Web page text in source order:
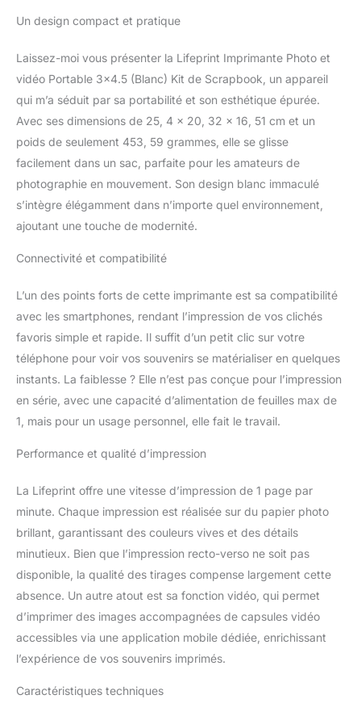
IMPRIMANTE PHOTO
MONDE: Connectez-
vous avec vos amis et
votre famille grâce à
l’application Lifeprint et
partagez-leur
instantanément de vraies
photos, où que vous
Aucune autre imprimante
photo au monde ne peut
le faire. Compatible avec
Android. GRANDES
FORMAT: La plus grande
impression photo 3x4.5
est deux fois plus grande
que celle des autres
imprimantes photo 2x3
pouces. La taille plus
grande fait vraiment une
3x4,5 de Lifeprint sont
aussi des autocollants!
MacBook. CONNEXION
WIFI ET BLUETOOTH:
Connectez Lifeprint à
votre réseau Wi-Fi
domestique et imprimez
depuis n'importe où
dans le monde. Imprimez
facilement de vraies
photos de votre
Imprimez des
Un design compact et pratique
Laissez-moi vous présenter la Lifeprint Imprimante Photo et
vidéo Portable 3×4.5 (Blanc) Kit de Scrapbook, un appareil
qui m’a séduit par sa portabilité et son esthétique épurée.
Avec ses dimensions de 25, 4 x 20, 32 x 16, 51 cm et un
poids de seulement 453, 59 grammes, elle se glisse
facilement dans un sac, parfaite pour les amateurs de
photographie en mouvement. Son design blanc immaculé
s’intègre élégamment dans n’importe quel environnement,
ajoutant une touche de modernité.
Connectivité et compatibilité
L’un des points forts de cette imprimante est sa compatibilité
avec les smartphones, rendant l’impression de vos clichés
favoris simple et rapide. Il suffit d’un petit clic sur votre
téléphone pour voir vos souvenirs se matérialiser en quelques
instants. La faiblesse ? Elle n’est pas conçue pour l’impression
en série, avec une capacité d’alimentation de feuilles max de
1, mais pour un usage personnel, elle fait le travail.
Performance et qualité d’impression
La Lifeprint offre une vitesse d’impression de 1 page par
minute. Chaque impression est réalisée sur du papier photo
brillant, garantissant des couleurs vives et des détails
minutieux. Bien que l’impression recto-verso ne soit pas
disponible, la qualité des tirages compense largement cette
absence. Un autre atout est sa fonction vidéo, qui permet
d’imprimer des images accompagnées de capsules vidéo
accessibles via une application mobile dédiée, enrichissant
l’expérience de vos souvenirs imprimés.
Caractéristiques techniques